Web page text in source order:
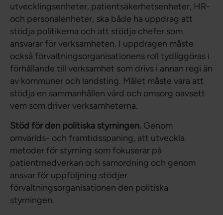
utvecklingsenheter, patientsäkerhetsenheter, HR-
och personalenheter, ska både ha uppdrag att
stödja politikerna och att stödja chefer som
ansvarar för verksamheten. I uppdragen måste
också förvaltningsorganisationens roll tydliggöras i
förhållande till verksamhet som drivs i annan regi än
av kommuner och landsting. Målet måste vara att
stödja en sammanhållen vård och omsorg oavsett
vem som driver verksamheterna.
Stöd för den politiska styrningen. Genom
omvärlds- och framtidsspaning, att utveckla
metoder för styrning som fokuserar på
patientmedverkan och samordning och genom
ansvar för uppföljning stödjer
förvaltningsorganisationen den politiska
styrningen.